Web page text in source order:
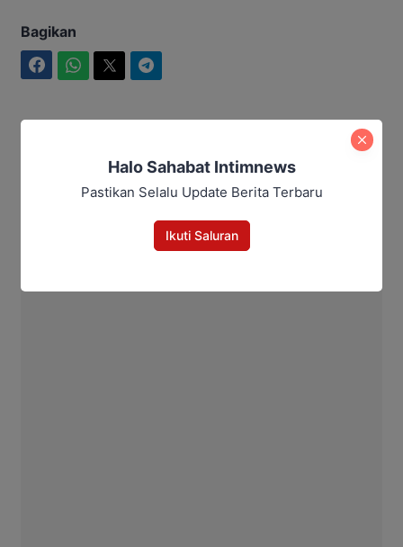
Bagikan
Halo Sahabat Intimnews
Pastikan Selalu Update Berita Terbaru
Ikuti Saluran